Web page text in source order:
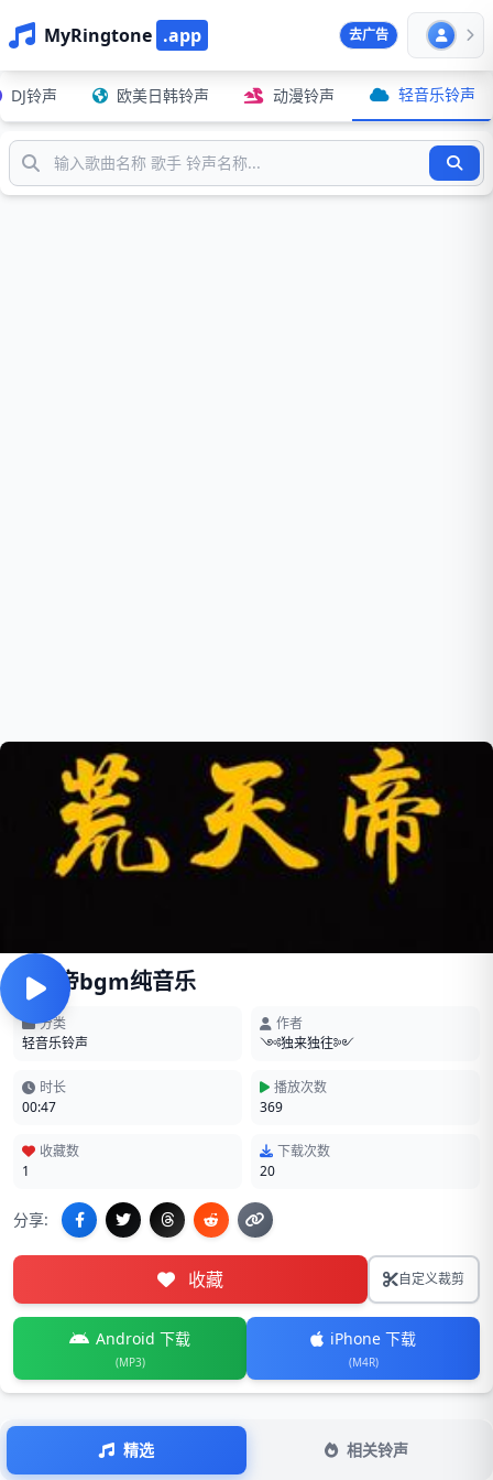
MyRingtone .app 去广告
DJ铃声 欧美日韩铃声 动漫铃声 轻音乐铃声
荒天帝bgm纯音乐
分类
轻音乐铃声
作者
༺独来独往༻
时长
00:47
播放次数
369
收藏数
1
下载次数
20
分享:
收藏 自定义裁剪
Android 下载
(MP3)
iPhone 下载
(M4R)
精选 相关铃声